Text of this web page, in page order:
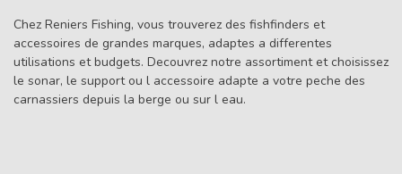
Chez Reniers Fishing, vous trouverez des fishfinders et
accessoires de grandes marques, adaptes a differentes
utilisations et budgets. Decouvrez notre assortiment et choisissez
le sonar, le support ou l accessoire adapte a votre peche des
carnassiers depuis la berge ou sur l eau.